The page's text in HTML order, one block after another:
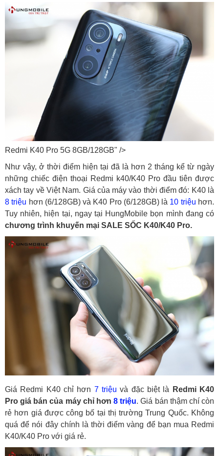
Redmi K40 Pro 5G 8GB/128GB" />
Như vậy, ở thời điểm hiện tại đã là hơn 2 tháng kể từ ngày
những chiếc điện thoại Redmi k40/K40 Pro đầu tiên được
xách tay về Việt Nam. Giá của máy vào thời điểm đó: K40 là
8 triệu hơn (6/128GB) và K40 Pro (6/128GB) là 10 triệu hơn.
Tuy nhiên, hiện tại, ngay tại HungMobile bọn mình đang có
chương trình khuyến mại SALE SỐC K40/K40 Pro.
Giá Redmi K40 chỉ hơn 7 triệu và đặc biệt là
Redmi K40
Pro giá bán của máy chỉ hơn8 triệu. Giá bán thậm chí còn
rẻ hơn giá được công bố tại thị trường Trung Quốc. Không
quá để nói đây chính là thời điểm vàng để bạn mua Redmi
K40/K40 Pro với giá rẻ.